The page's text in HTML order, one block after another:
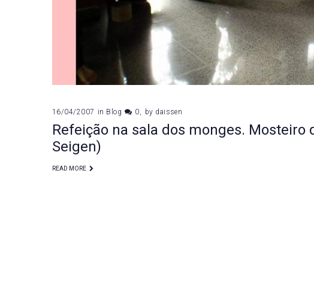
16/04/2007 in Blog 0 by daissen
Refeição na sala dos monges. Mosteiro
Seigen)
READ MORE